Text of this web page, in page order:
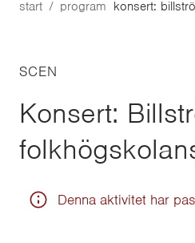
start program
SCEN
Konsert:
Denna aktivitet har